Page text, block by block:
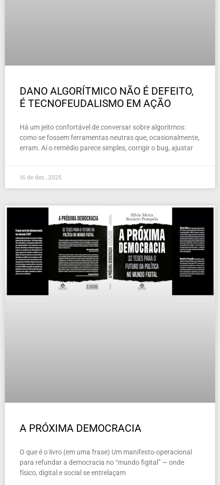
DANO ALGORÍTMICO NÃO É DEFEITO,
É TECNOFEUDALISMO EM AÇÃO
Há um jeito confortável de conversar sobre algoritmos:
como se fossem ferramentas neutras que, ocasionalmente,
erram. Aí o remédio parece simples, corrigir o bug, ajustar
16 de dez , 2025
A PRÓXIMA DEMOCRACIA
O que é o livro (em uma frase) Um manifesto-operacional
para refundar a democracia no “mundo figital” — onde
físico, digital e social se entrelaçam